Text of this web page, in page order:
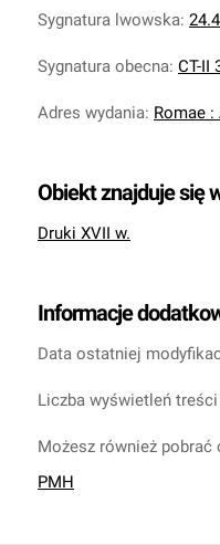
Sygnatura lwowska:
Sygnatura obecna: CT-II
Adres wydania: Romae
Obiekt znajduje się
Druki XVII w.
Informacje
Data ostatniej
Liczba wyświetleń
Możesz również
PMH